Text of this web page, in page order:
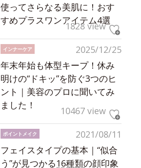
使ってさらなる美肌に！おす
すめプラスワンアイテム4選
1828 view
2025/12/25
インナーケア
年末年始も体型キープ！休み
明けの“ドキッ”を防ぐ3つのヒ
ント｜美容のプロに聞いてみ
ました！
10467 view
2021/08/11
ポイントメイク
フェイスタイプの基本｜“似合
う”が見つかる16種類の顔印象